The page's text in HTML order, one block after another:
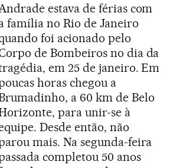
estava de férias com
família no Rio de Janeiro
foi acionado pelo
de Bombeiros no dia da
em 25 de janeiro. Em
horas chegou a
a 60 km de Belo
para unir-se à
Desde então, não
mais. Na segunda-feira
completou 50 anos